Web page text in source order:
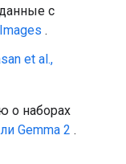
с
.
et al.,
о наборах
Gemma 2 .